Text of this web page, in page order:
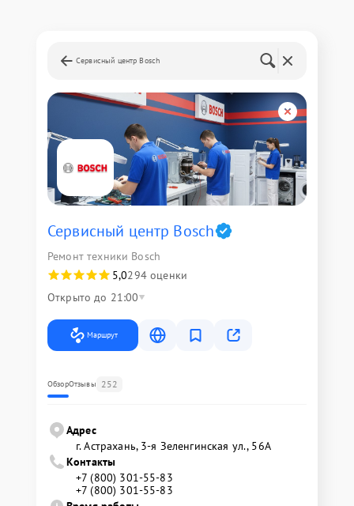
Сервисный центр Bosch
Сервисный центр Bosch
Ремонт техники Bosch
5,0294 оценки
Открыто до 21:00
Маршрут
ОбзорОтзывы 252
Адрес
г. Астрахань, 3-я Зеленгинская ул., 56А
Контакты
+7 (800) 301-55-83
+7 (800) 301-55-83